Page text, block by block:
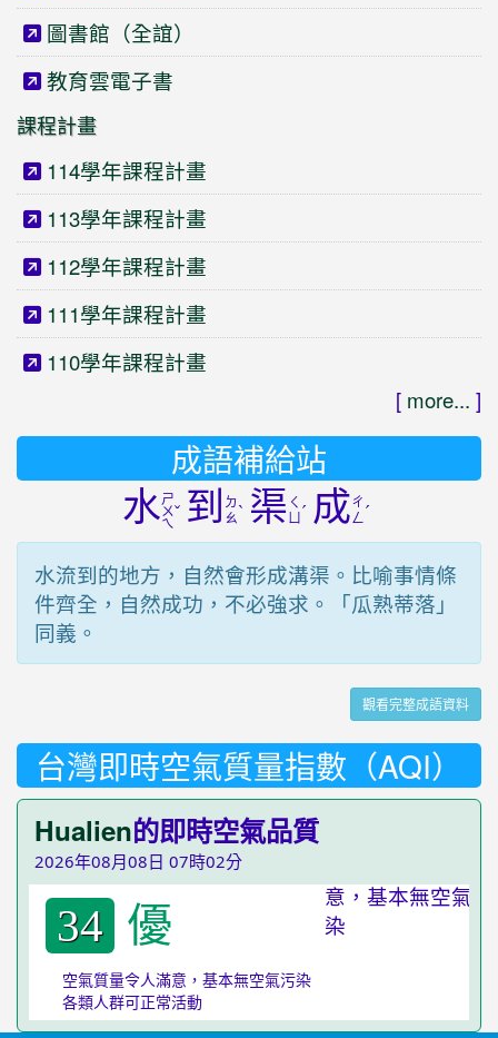
圖書館（全誼）
教育雲電子書
課程計畫
114學年課程計畫
113學年課程計畫
112學年課程計畫
111學年課程計畫
110學年課程計畫
[ more... ]
成語補給站
水ㄕ
ㄨ
ㄟ
ˇ 到 ㄉ
ㄠˋ 渠 ㄑ
ㄩ ˊ 成ㄔ
ㄥˊ
水流到的地方，自然會形成溝渠。比喻事情條
件齊全，自然成功，不必強求。「瓜熟蒂落」
同義。
觀看完整成語資料
台灣即時空氣質量指數（AQI）
Hualien的即時空氣品質
2026年08月08日 07時02分
34 優
空氣質量令人滿意，基本無空氣污染
各類人群可正常活動